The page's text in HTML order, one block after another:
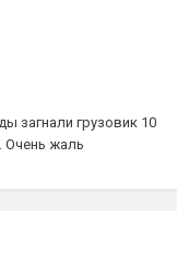
загнали грузовик 10
Очень жаль